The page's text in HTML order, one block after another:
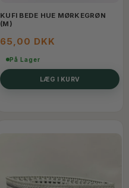
KUFI BEDE HUE MØRKEGRØN
(M)
65,00 DKK
På Lager
LÆG I KURV